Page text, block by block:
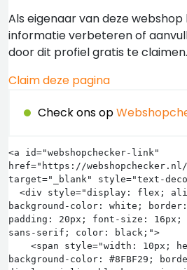
Als eigenaar van deze
informatie verbeteren of
door dit profiel gratis te claimen.
Claim deze pagina
Check ons op
<a id="webshopchecker-link"
href="https://
target="_blank" style="text-
background-color: white;
padding: 20px; font-size:
sans-serif; color: black;">
background-color: #8FBF29;